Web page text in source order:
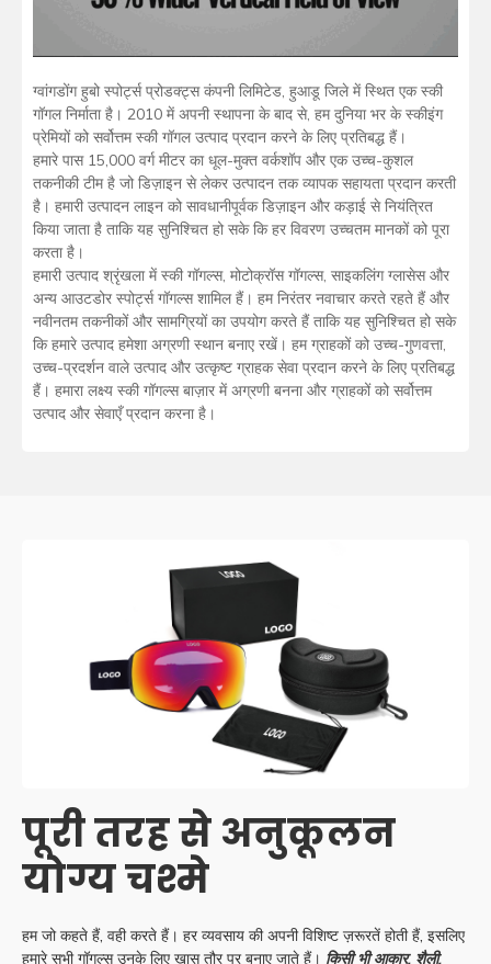
ग्वांगडोंग हुबो स्पोर्ट्स प्रोडक्ट्स कंपनी लिमिटेड, हुआडू जिले में स्थित एक स्की
गॉगल निर्माता है। 2010 में अपनी स्थापना के बाद से, हम दुनिया भर के स्कीइंग
प्रेमियों को सर्वोत्तम स्की गॉगल उत्पाद प्रदान करने के लिए प्रतिबद्ध हैं।
हमारे पास 15,000 वर्ग मीटर का धूल-मुक्त वर्कशॉप और एक उच्च-कुशल
तकनीकी टीम है जो डिज़ाइन से लेकर उत्पादन तक व्यापक सहायता प्रदान करती
है। हमारी उत्पादन लाइन को सावधानीपूर्वक डिज़ाइन और कड़ाई से नियंत्रित
किया जाता है ताकि यह सुनिश्चित हो सके कि हर विवरण उच्चतम मानकों को पूरा
करता है।
हमारी उत्पाद श्रृंखला में स्की गॉगल्स, मोटोक्रॉस गॉगल्स, साइकलिंग ग्लासेस और
अन्य आउटडोर स्पोर्ट्स गॉगल्स शामिल हैं। हम निरंतर नवाचार करते रहते हैं और
नवीनतम तकनीकों और सामग्रियों का उपयोग करते हैं ताकि यह सुनिश्चित हो सके
कि हमारे उत्पाद हमेशा अग्रणी स्थान बनाए रखें। हम ग्राहकों को उच्च-गुणवत्ता,
उच्च-प्रदर्शन वाले उत्पाद और उत्कृष्ट ग्राहक सेवा प्रदान करने के लिए प्रतिबद्ध
हैं। हमारा लक्ष्य स्की गॉगल्स बाज़ार में अग्रणी बनना और ग्राहकों को सर्वोत्तम
उत्पाद और सेवाएँ प्रदान करना है।
पूरी तरह से अनुकूलन
योग्य चश्मे
हम जो कहते हैं, वही करते हैं। हर व्यवसाय की अपनी विशिष्ट ज़रूरतें होती हैं, इसलिए
हमारे सभी गॉगल्स उनके लिए खास तौर पर बनाए जाते हैं। किसी भी आकार, शैली,